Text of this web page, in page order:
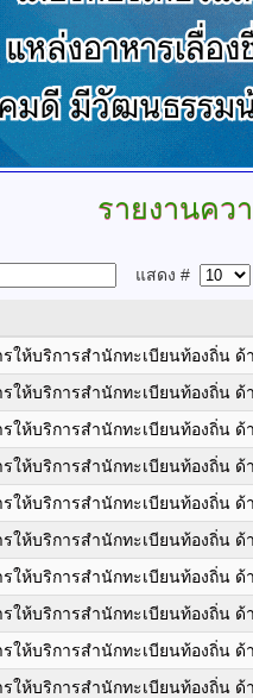
รายงานคว
แสดง #
รให้บริการสำนักทะเบียนท้องถิ่น
ให้บริการสำนักทะเบียนท้องถิ่น
รให้บริการสำนักทะเบียนท้องถิ่น
ให้บริการสำนักทะเบียนท้องถิ่น
ให้บริการสำนักทะเบียนท้องถิ่น
ให้บริการสำนักทะเบียนท้องถิ่น
รให้บริการสำนักทะเบียนท้องถิ่น
ให้บริการสำนักทะเบียนท้องถิ่น
รให้บริการสำนักทะเบียนท้องถิ่น
ให้บริการสำนักทะเบียนท้องถิ่น